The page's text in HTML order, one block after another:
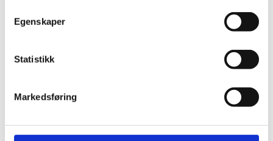
Egenskaper
Statistikk
Markedsføring